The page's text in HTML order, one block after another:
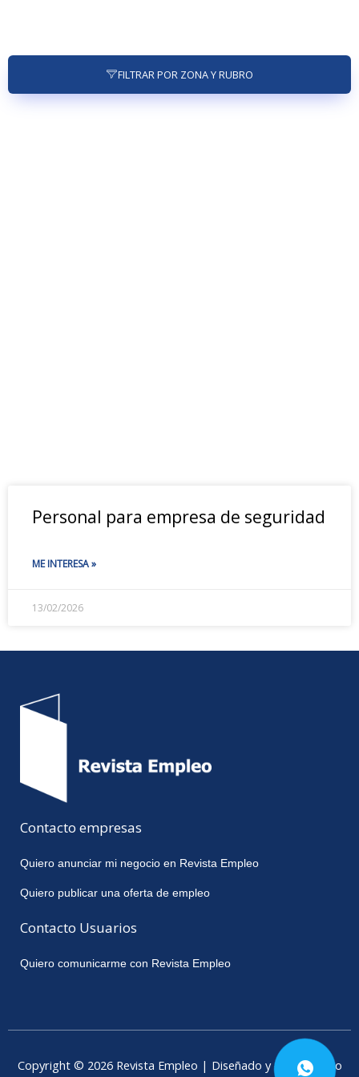
FILTRAR POR ZONA Y RUBRO
Personal para empresa de seguridad
ME INTERESA »
13/02/2026
Contacto empresas
Quiero anunciar mi negocio en Revista Empleo
Quiero publicar una oferta de empleo
Contacto Usuarios
Quiero comunicarme con Revista Empleo
Copyright © 2026 Revista Empleo | Diseñado y desarrollado